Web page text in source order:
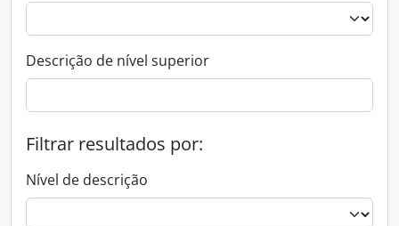
Descrição de nível superior
Filtrar resultados por:
Nível de descrição